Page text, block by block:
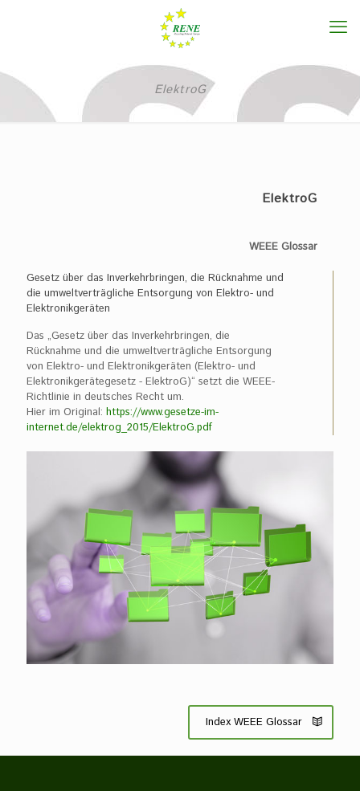
ElektroG
ElektroG
WEEE Glossar
Gesetz über das Inverkehrbringen, die Rücknahme und
die umweltverträgliche Entsorgung von Elektro- und
Elektronikgeräten
Das „Gesetz über das Inverkehrbringen, die
Rücknahme und die umweltverträgliche Entsorgung
von Elektro- und Elektronikgeräten (Elektro- und
Elektronikgerätegesetz - ElektroG)“ setzt die WEEE-
Richtlinie in deutsches Recht um.
Hier im Original: https://www.gesetze-im-
internet.de/elektrog_2015/ElektroG.pdf
Index WEEE Glossar